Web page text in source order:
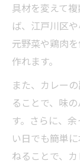
具材を変えて
ば、江戸川区
元野菜や鶏肉
作れます。
また、カレー
ることで、味
す。さらに、
い日でも簡単
ねることで、